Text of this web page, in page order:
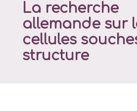
La recherche
allemande sur
cellules
structure